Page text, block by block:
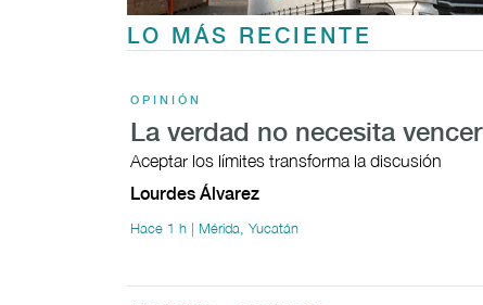
LO MÁS RECIENTE
OPINIÓN
La verdad no necesita vencer
Aceptar los límites transforma la discusión
Lourdes Álvarez
Hace 1 h | Mérida, Yucatán